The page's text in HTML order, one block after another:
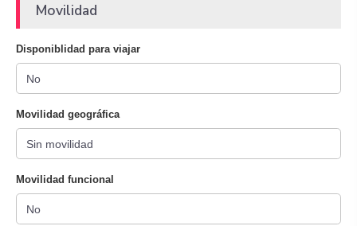
Movilidad
Disponiblidad para viajar
Movilidad geográfica
Movilidad funcional